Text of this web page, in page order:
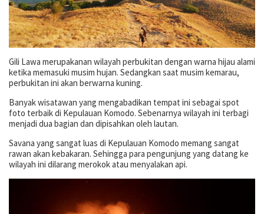
Gili Lawa merupakanan wilayah perbukitan dengan warna hijau alami
ketika memasuki musim hujan. Sedangkan saat musim kemarau,
perbukitan ini akan berwarna kuning.
Banyak wisatawan yang mengabadikan tempat ini sebagai spot
foto terbaik di Kepulauan Komodo. Sebenarnya wilayah ini terbagi
menjadi dua bagian dan dipisahkan oleh lautan.
Savana yang sangat luas di Kepulauan Komodo memang sangat
rawan akan kebakaran. Sehingga para pengunjung yang datang ke
wilayah ini dilarang merokok atau menyalakan api.